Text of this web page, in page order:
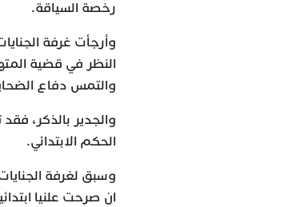
رخصة السياقة.
وأرجأت غرفة
والتمس دفاع
والجدير بالذكر،
الحكم الابتدائي.
وسبق لغرفة الجنايات